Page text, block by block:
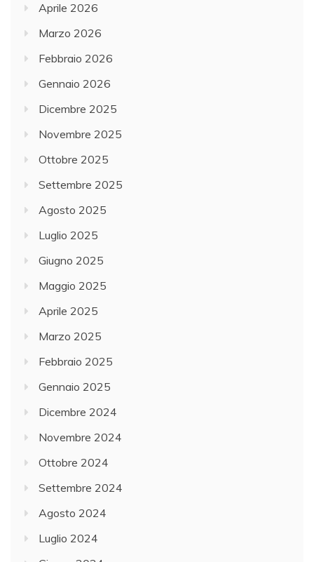
Aprile 2026
Marzo 2026
Febbraio 2026
Gennaio 2026
Dicembre 2025
Novembre 2025
Ottobre 2025
Settembre 2025
Agosto 2025
Luglio 2025
Giugno 2025
Maggio 2025
Aprile 2025
Marzo 2025
Febbraio 2025
Gennaio 2025
Dicembre 2024
Novembre 2024
Ottobre 2024
Settembre 2024
Agosto 2024
Luglio 2024